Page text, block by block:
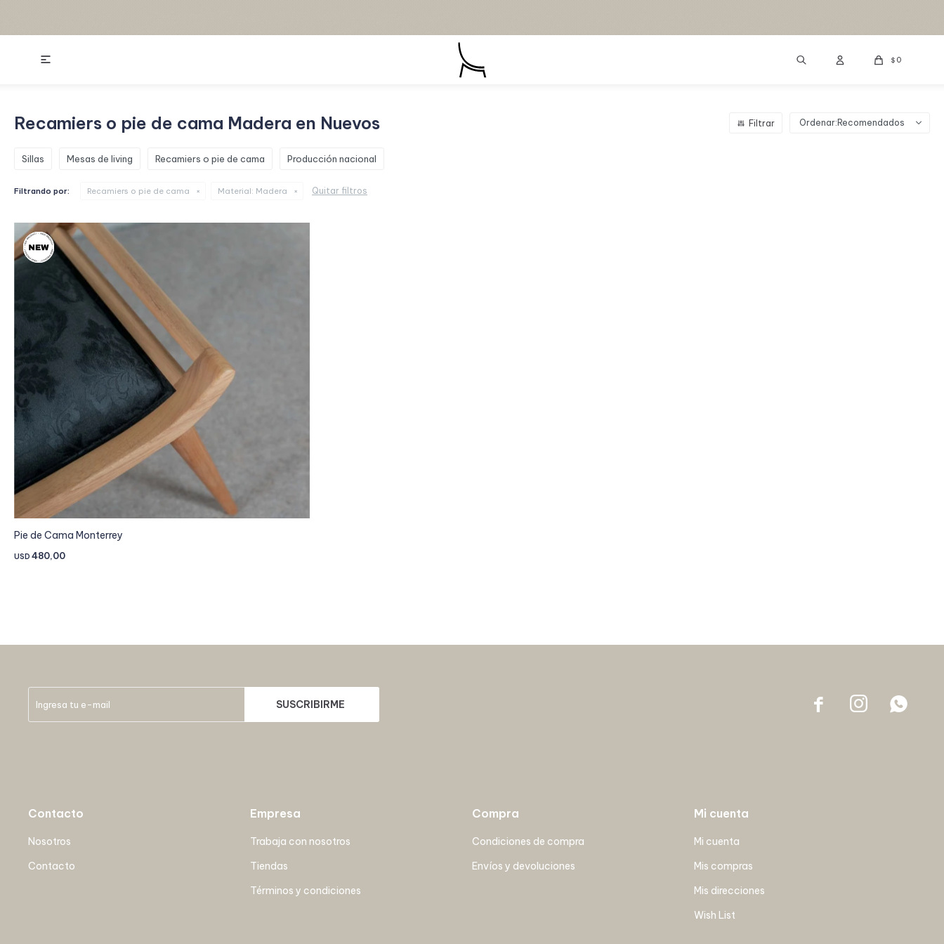
$ 0

Recamiers o pie de cama Madera en Nuevos Recomendados
Sillas Mesas de living Recamiers o pie de cama Producción nacional
Filtrando por: Recamiers o pie de cama Material: Madera Quitar filtros
Pie de Cama Monterrey
USD 480,00
SUSCRIBIRME   
Contacto
Nosotros
Contacto
Empresa
Trabaja con nosotros
Tiendas
Términos y condiciones
Compra
Condiciones de compra
Envíos y devoluciones
Mi cuenta
Mi cuenta
Mis compras
Mis direcciones
Wish List